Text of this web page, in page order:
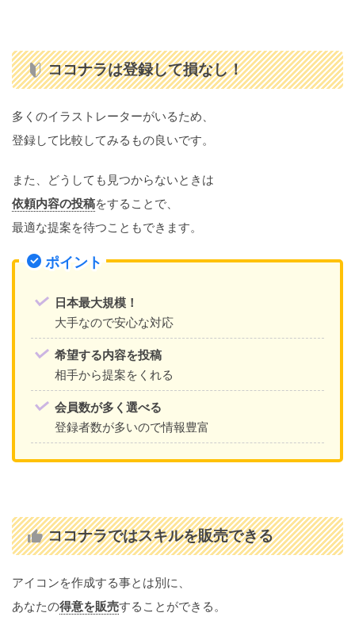
ココナラは登録して損なし！
多くのイラストレーターがいるため、
登録して比較してみるもの良いです。
また、どうしても見つからないときは
依頼内容の投稿をすることで、
最適な提案を待つこともできます。
ポイント
日本最大規模！
大手なので安心な対応
希望する内容を投稿
相手から提案をくれる
会員数が多く選べる
登録者数が多いので情報豊富
ココナラではスキルを販売できる
アイコンを作成する事とは別に、
あなたの得意を販売することができる。